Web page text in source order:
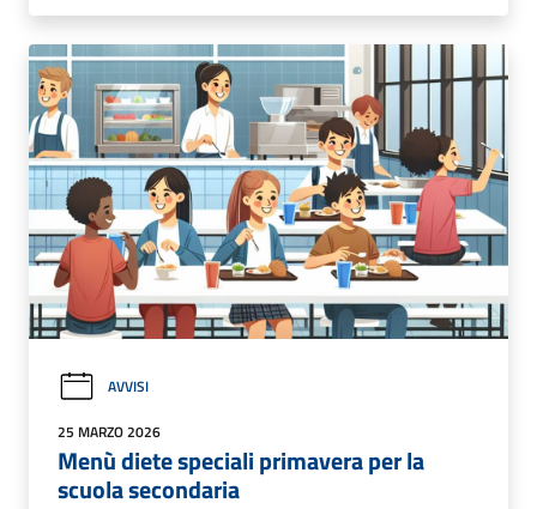
AVVISI
25 MARZO 2026
Menù diete speciali primavera per la
scuola secondaria